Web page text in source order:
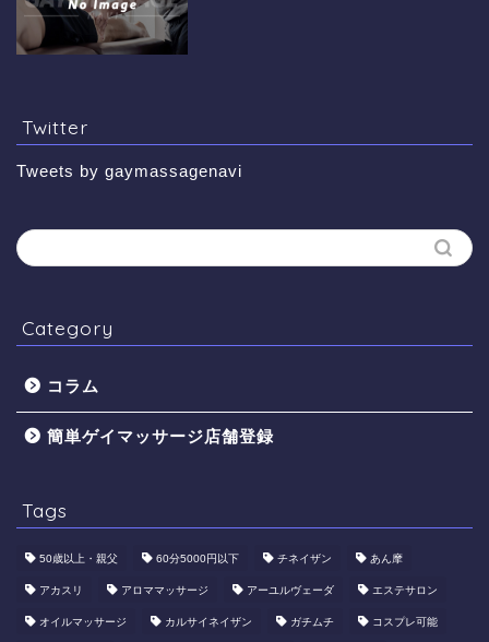
Twitter
Tweets by gaymassagenavi
Category
コラム
簡単ゲイマッサージ店舗登録
Tags
50歳以上・親父 60分5000円以下 ​チネイザン あん摩
アカスリ アロママッサージ アーユルヴェーダ エステサロン
オイルマッサージ カルサイネイザン ガチムチ コスプレ可能